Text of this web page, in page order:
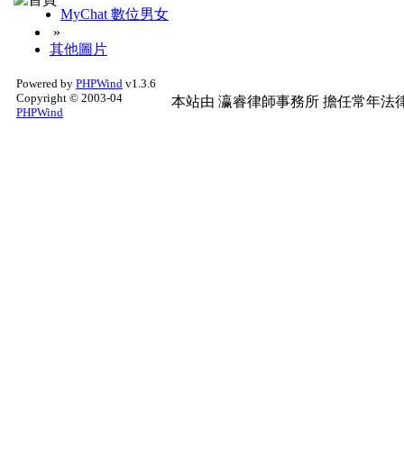
MyChat 數位男女
»
其他圖片
Powered by PHPWind v1.3.6
Copyright © 2003-04
PHPWind
本站由 瀛睿律師事務所 擔任常年法